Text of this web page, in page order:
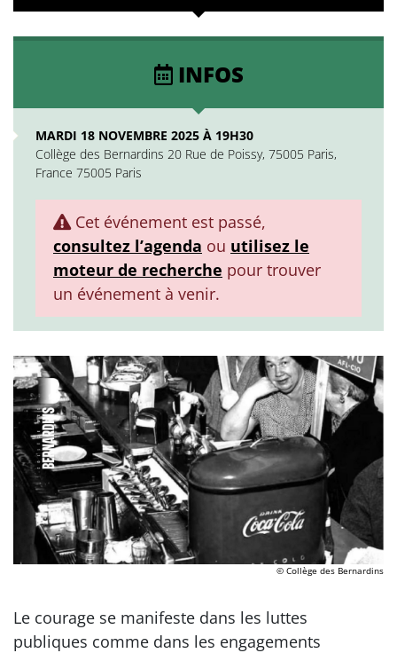
INFOS
MARDI 18 NOVEMBRE 2025 À 19H30
Collège des Bernardins 20 Rue de Poissy, 75005 Paris,
France 75005 Paris
Cet événement est passé,
consultez l’agenda ou utilisez le
moteur de recherche pour trouver
un événement à venir.
© Collège des Bernardins
Le courage se manifeste dans les luttes
publiques comme dans les engagements